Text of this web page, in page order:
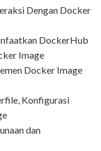
Dengan Docker
DockerHub
Image
Docker Image
Konfigurasi
dan